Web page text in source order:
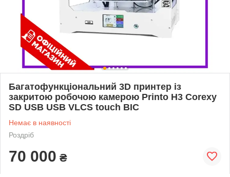
Багатофункціональний 3D принтер із
закритою робочою камерою Printo H3 Corexy
SD USB USB VLCS touch BIC
Немає в наявності
Роздріб
70 000 ₴